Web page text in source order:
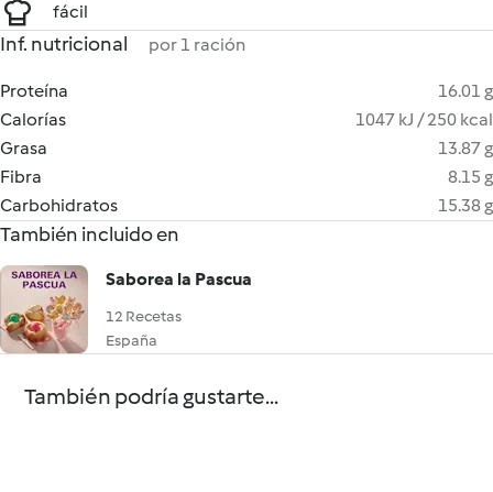
fácil
Inf. nutricional por 1 ración
Proteína
16.01 g
Calorías
1047 kJ / 250 kcal
Grasa
13.87 g
Fibra
8.15 g
Carbohidratos
15.38 g
También incluido en
Saborea la Pascua
12 Recetas
España
También podría gustarte...